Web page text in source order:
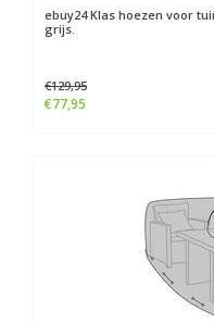
ebuy24Klas hoezen voor
grijs.
€129,95
€77,95